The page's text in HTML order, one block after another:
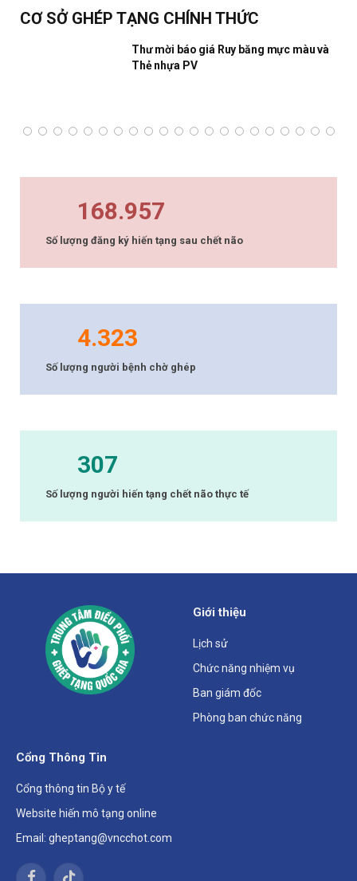
CƠ SỞ GHÉP TẠNG CHÍNH THỨC
Thư mời báo giá Ruy băng mực màu và
Thẻ nhựa PV
168.957
Số lượng đăng ký hiến tạng sau chết não
4.323
Số lượng người bệnh chờ ghép
307
Số lượng người hiến tạng chết não thực tế
Giới thiệu
Lịch sử
Chức năng nhiệm vụ
Ban giám đốc
Phòng ban chức năng
Cổng Thông Tin
Cổng thông tin Bộ y tế
Website hiến mô tạng online
Email: gheptang@vncchot.com